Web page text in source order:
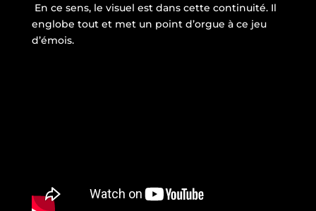
En ce sens, le visuel est dans cette continuité. Il
englobe tout et met un point d’orgue à ce jeu
d’émois.